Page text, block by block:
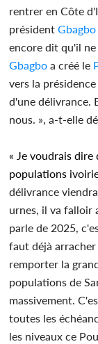
rentrer en Côte
présidentGbagbo
encore dit qu'il
Gbagbo a créé le
vers la
d'une délivrance.
nous. », a-t-elle
« Je voudrais
populations
délivrance
urnes, il va falloir
parle de 2025,
faut déjà
remporter la
populations de
massivement.
toutes les
les niveaux ce